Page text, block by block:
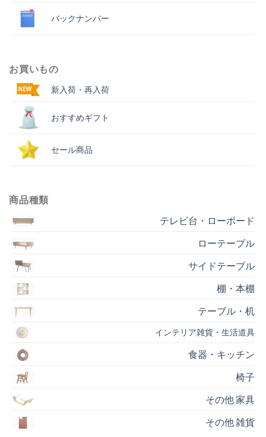
バックナンバー
お買いもの
新入荷・再入荷
おすすめギフト
セール商品
商品種類
テレビ台・ローボード
ローテーブル
サイドテーブル
棚・本棚
テーブル・机
インテリア雑貨・生活道具
食器・キッチン
椅子
その他 家具
その他 雑貨